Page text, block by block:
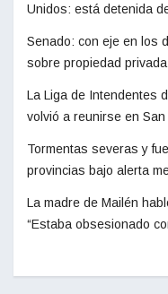
Unidos: está detenida
Senado: con eje en los
sobre propiedad privada
La Liga de Intendentes
volvió a reunirse en San
Tormentas severas y
provincias bajo alerta
La madre de Mailén
“Estaba obsesionado